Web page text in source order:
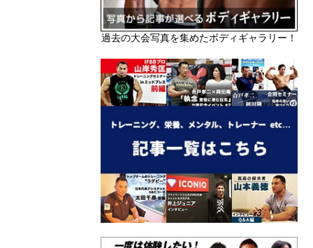
過去の大会写真を集めたボディギャラリー！